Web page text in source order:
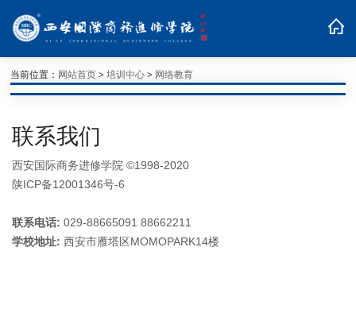
当前位置： 网站首页>培训中心> 网络教育
联系我们
西安国际商务进修学院 ©1998-2020
陕ICP备12001346号-6
联系电话: 029-88665091 88662211
学校地址: 西安市雁塔区MOMOPARK14楼